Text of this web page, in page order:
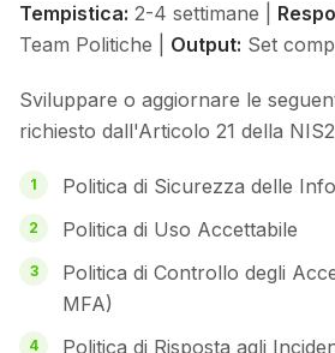
Tempistica: 2-4 settimane |
Team Politiche | Output: Set
Sviluppare o aggiornare le
richiesto dall'Articolo 21 della
Politica di Sicurezza delle
Politica di Uso Accettabile
Politica di Controllo degli
MFA)
Politica di Risposta agli